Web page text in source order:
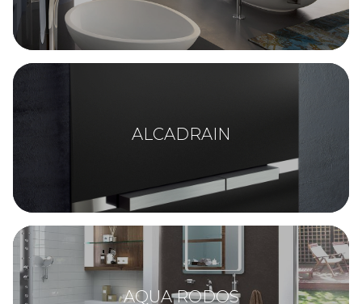
ALCADRAIN
AQUA RODOS